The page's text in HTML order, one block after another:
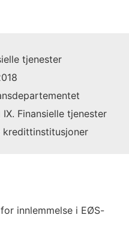
tjenester
IX. Finansielle tjenester
kredittinstitusjoner
innlemmelse i EØS-